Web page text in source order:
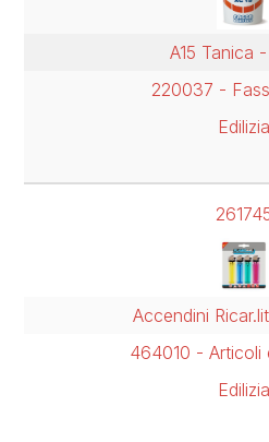
A15 Tanica
220037 -
Edilizia
Accendini
464010 - Articoli
Edilizia